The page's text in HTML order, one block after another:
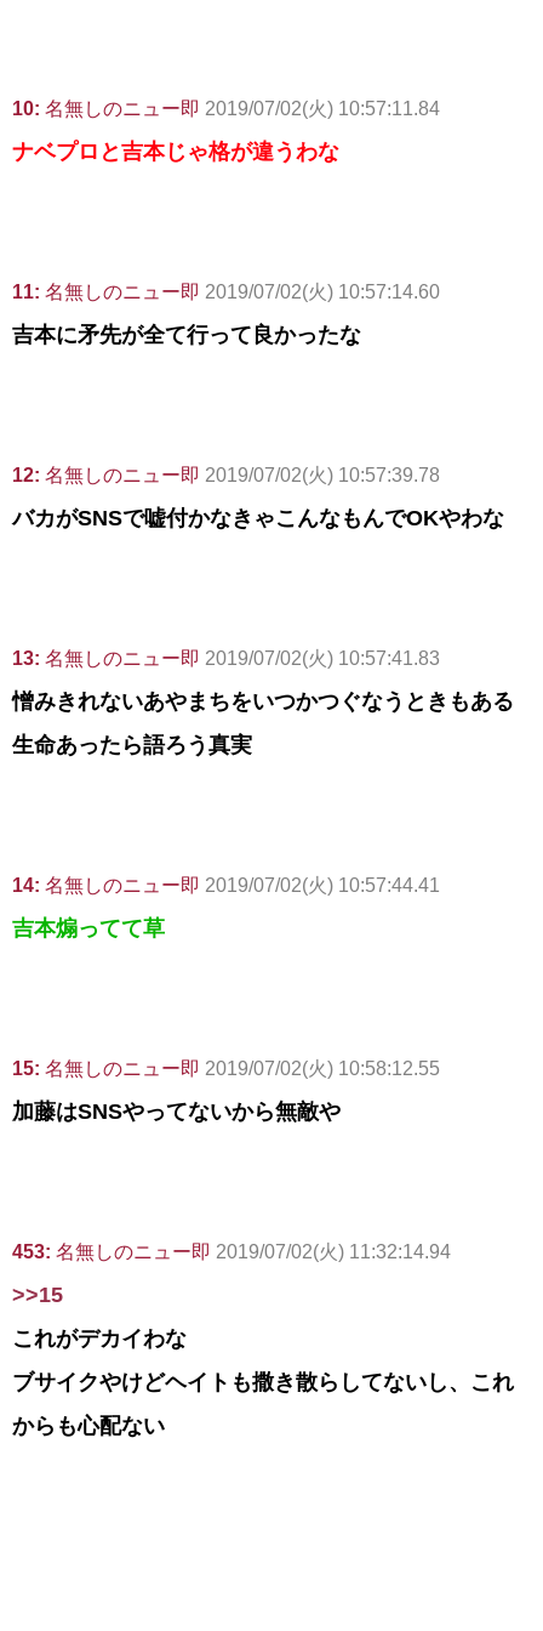
10: 名無しのニュー即 2019/07/02(火) 10:57:11.84
ナベプロと吉本じゃ格が違うわな
11: 名無しのニュー即 2019/07/02(火) 10:57:14.60
吉本に矛先が全て行って良かったな
12: 名無しのニュー即 2019/07/02(火) 10:57:39.78
バカがSNSで嘘付かなきゃこんなもんでOKやわな
13: 名無しのニュー即 2019/07/02(火) 10:57:41.83
憎みきれないあやまちをいつかつぐなうときもある
生命あったら語ろう真実
14: 名無しのニュー即 2019/07/02(火) 10:57:44.41
吉本煽ってて草
15: 名無しのニュー即 2019/07/02(火) 10:58:12.55
加藤はSNSやってないから無敵や
453: 名無しのニュー即 2019/07/02(火) 11:32:14.94
>>15
これがデカイわな
ブサイクやけどヘイトも撒き散らしてないし、これ
からも心配ない